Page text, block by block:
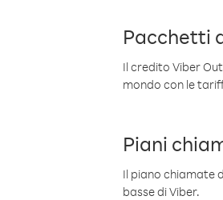
Pacchetti
Il credito Viber
mondo con le
Piani
Il piano chiamate
basse di Viber.